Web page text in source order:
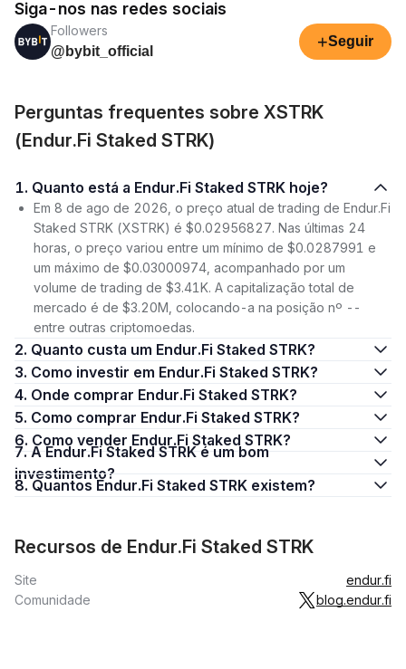
Siga-nos nas redes sociais
Followers
@bybit_official
+Seguir
Perguntas frequentes sobre XSTRK
(Endur.Fi Staked STRK)
1. Quanto está a Endur.Fi Staked STRK hoje?
Em 8 de ago de 2026, o preço atual de trading de Endur.Fi
Staked STRK (XSTRK) é $0.02956827. Nas últimas 24
horas, o preço variou entre um mínimo de $0.0287991 e
um máximo de $0.03000974, acompanhado por um
volume de trading de $3.41K. A capitalização total de
mercado é de $3.20M, colocando-a na posição nº --
entre outras criptomoedas.
2. Quanto custa um Endur.Fi Staked STRK?
3. Como investir em Endur.Fi Staked STRK?
4. Onde comprar Endur.Fi Staked STRK?
5. Como comprar Endur.Fi Staked STRK?
6. Como vender Endur.Fi Staked STRK?
7. A Endur.Fi Staked STRK é um bom
investimento?
8. Quantos Endur.Fi Staked STRK existem?
Recursos de Endur.Fi Staked STRK
Site
endur.fi
Comunidade
blog.endur.fi